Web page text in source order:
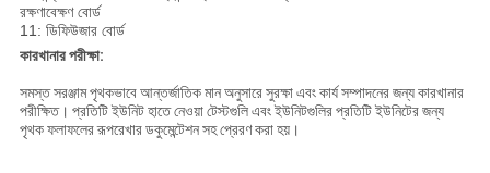
রক্ষণাবেক্ষণ বোর্ড
11: ডিফিউজার বোর্ড
কারখানার পরীক্ষা:
সমস্ত সরঞ্জাম পৃথকভাবে আন্তর্জাতিক মান অনুসারে সুরক্ষা এবং কার্য সম্পাদনের জন্য কারখানার
পরীক্ষিত। প্রতিটি ইউনিট হাতে নেওয়া টেস্টগুলি এবং ইউনিটগুলির প্রতিটি ইউনিটের জন্য
পৃথক ফলাফলের রূপরেখার ডকুমেন্টেশন সহ প্রেরণ করা হয়।